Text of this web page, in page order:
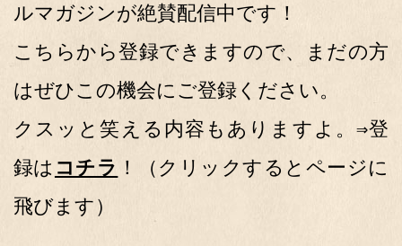
ルマガジンが絶賛配信中です！
こちらから登録できますので、まだの方
はぜひこの機会にご登録ください。
クスッと笑える内容もありますよ。⇒登
録は コチラ ！（クリックするとページに
飛びます）